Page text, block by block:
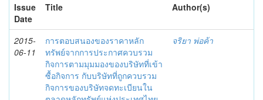
Issue
Date
Title Author(s)
2015-
06-11
การตอบสนองของราคาหลัก
ทรัพย์จากการประกาศควบรวม
กิจการตามมุมมองของบริษัทที่เข้า
ซื้อกิจการ กับบริษัทที่ถูกควบรวม
กิจการของบริษัทจดทะเบียนใน
จริยา พ่อค้า